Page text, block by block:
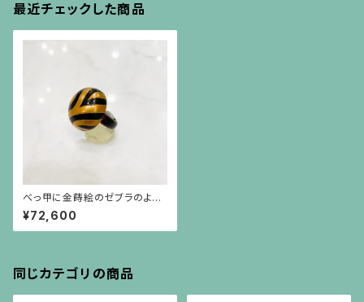
最近チェックした商品
べっ甲に金蒔絵のゼブラのよう
な模様の指輪
¥72,600
同じカテゴリの商品